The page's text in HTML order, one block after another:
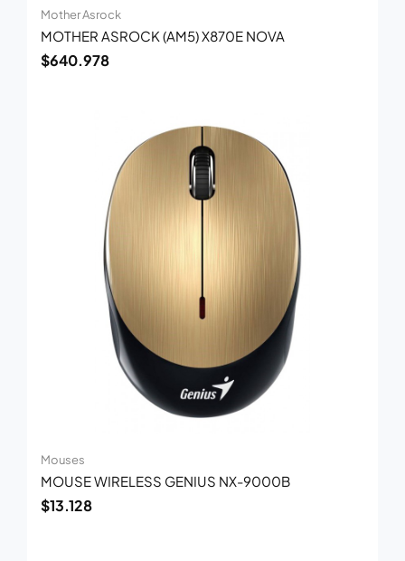
Mother Asrock
MOTHER ASROCK (AM5) X870E NOVA
$640.978
Mouses
MOUSE WIRELESS GENIUS NX-9000B
$13.128